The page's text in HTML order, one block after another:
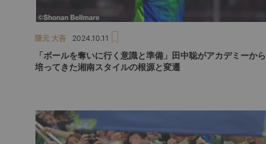
隈元 大吾 2024.10.11
「ボールを奪いに行く意識と準備」田中聡がアカデミーから
培ってきた湘南スタイルの根源と変遷